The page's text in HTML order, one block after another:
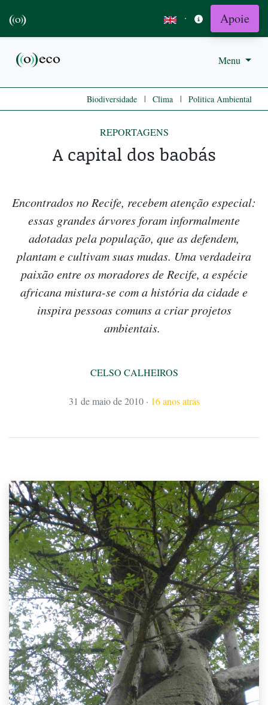
· Apoie
Menu
Biodiversidade | Clima | Politica Ambiental
REPORTAGENS
A capital dos baobás
Encontrados no Recife, recebem atenção especial:
essas grandes árvores foram informalmente
adotadas pela população, que as defendem,
plantam e cultivam suas mudas. Uma verdadeira
paixão entre os moradores de Recife, a espécie
africana mistura-se com a história da cidade e
inspira pessoas comuns a criar projetos
ambientais.
CELSO CALHEIROS
31 de maio de 2010 · 16 anos atrás